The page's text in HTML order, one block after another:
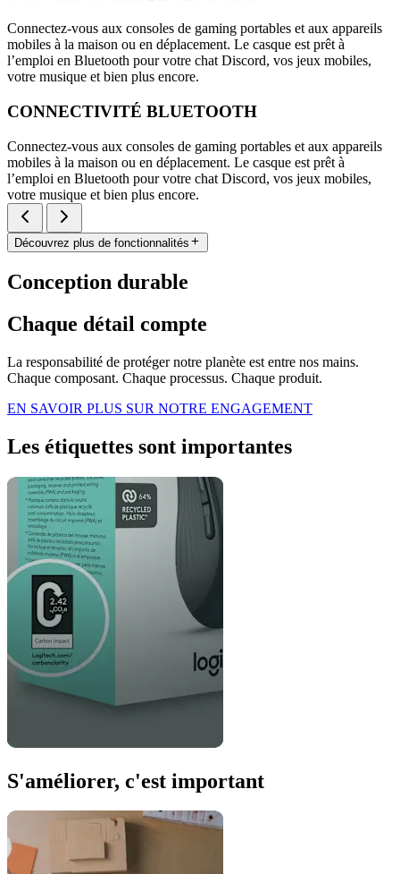
Connectez-vous aux consoles de gaming portables et aux appareils
mobiles à la maison ou en déplacement. Le casque est prêt à
l’emploi en Bluetooth pour votre chat Discord, vos jeux mobiles,
votre musique et bien plus encore.
CONNECTIVITÉ BLUETOOTH
Connectez-vous aux consoles de gaming portables et aux appareils
mobiles à la maison ou en déplacement. Le casque est prêt à
l’emploi en Bluetooth pour votre chat Discord, vos jeux mobiles,
votre musique et bien plus encore.
Découvrez plus de fonctionnalités
Conception durable
Chaque détail compte
La responsabilité de protéger notre planète est entre nos mains.
Chaque composant. Chaque processus. Chaque produit.
EN SAVOIR PLUS SUR NOTRE ENGAGEMENT
Les étiquettes sont importantes
S'améliorer, c'est important